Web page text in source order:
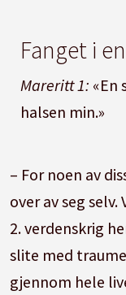
Fanget i
Mareritt 1: «En
halsen min.»
som flyter på
mennesker
Kassen driver
Det er små
ser Israelske
– For noen av
over av seg
2. verdenskrig
slite med
gjennom hele